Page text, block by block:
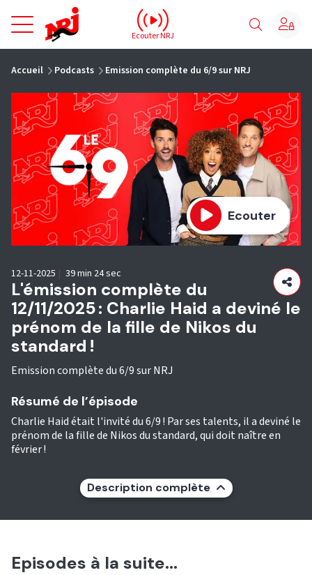
NRJ - Accueil
Ecouter NRJ
Accueil Podcasts Emission complète du 6/9 sur NRJ
Ecouter
L'émission complète du
12/11/2025 : Charlie Haid a deviné le
prénom de la fille de Nikos du
standard !
Emission complète du 6/9 sur NRJ
12-11-2025 | 39 min 24 sec
Résumé de l’épisode
Charlie Haid était l'invité du 6/9 ! Par ses talents, il a deviné le
prénom de la fille de Nikos du standard, qui doit naître en
février !
Description complète
Episodes à la suite...